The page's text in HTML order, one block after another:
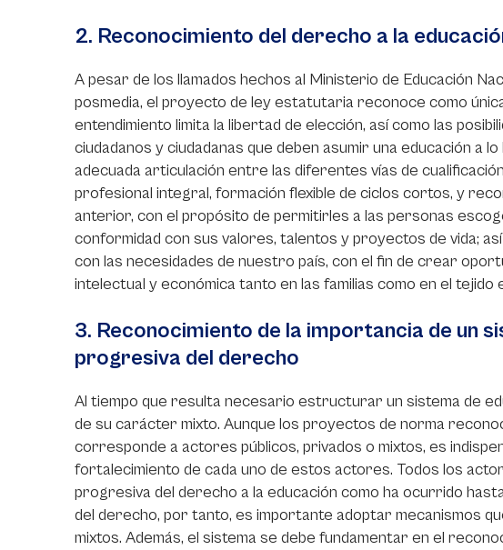
2. Reconocimiento del derecho a la
A pesar de los llamados hechos al Ministerio de Educación
posmedia, el proyecto de ley estatutaria reconoce como
entendimiento limita la libertad de elección, así como las
ciudadanos y ciudadanas que deben asumir una educación a
adecuada articulación entre las diferentes vías de
profesional integral, formación flexible de ciclos cortos, y
anterior, con el propósito de permitirles a las personas
conformidad con sus valores, talentos y proyectos de vida;
con las necesidades de nuestro país, con el fin de crear
intelectual y económica tanto en las familias como en el tejido
3. Reconocimiento de la importancia de un
progresiva del derecho
Al tiempo que resulta necesario estructurar un sistema de
de su carácter mixto. Aunque los proyectos de norma
corresponde a actores públicos, privados o mixtos, es
fortalecimiento de cada uno de estos actores. Todos los
progresiva del derecho a la educación como ha ocurrido
del derecho, por tanto, es importante adoptar mecanismos
mixtos. Además, el sistema se debe fundamentar en el